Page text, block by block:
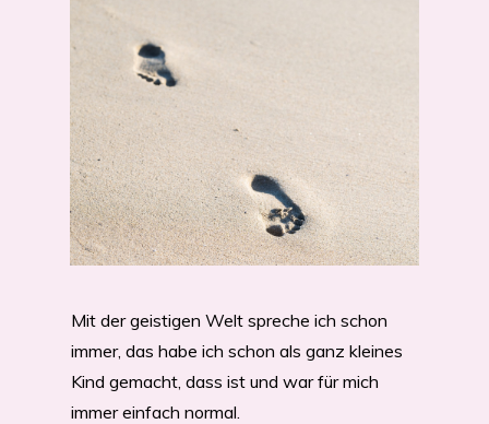
Mit der geistigen Welt spreche ich schon
immer, das habe ich schon als ganz kleines
Kind gemacht, dass ist und war für mich
immer einfach normal.